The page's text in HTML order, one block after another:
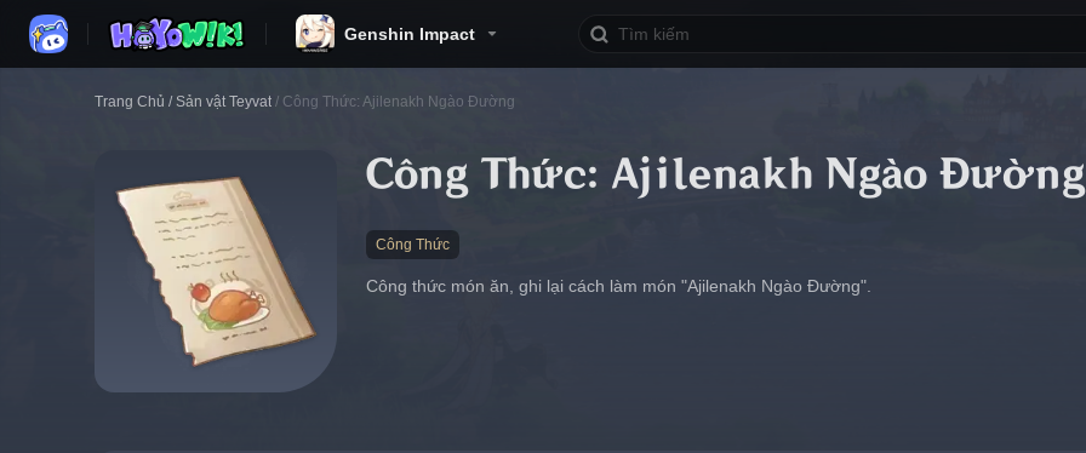
Genshin Impact
Trang Chủ / Sản vật Teyvat / Công Thức: Ajilenakh Ngào Đường
Công Thức: Ajilenakh Ngào Đường
Công Thức
Công thức món ăn, ghi lại cách làm món "Ajilenakh Ngào Đường".